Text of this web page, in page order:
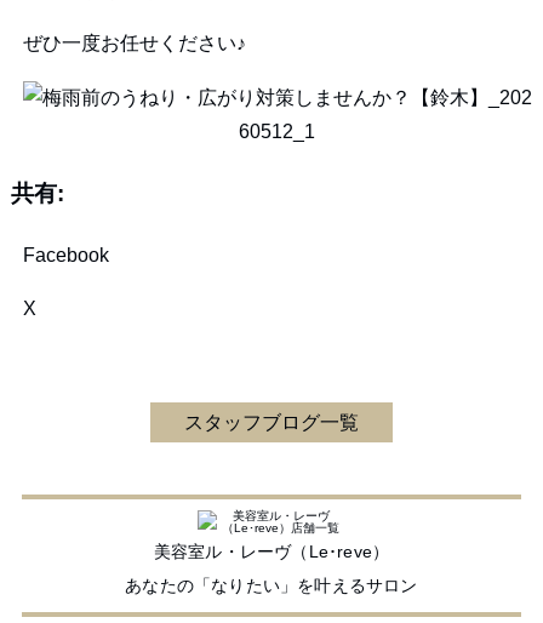
ぜひ一度お任せください♪
共有:
Facebook
X
スタッフブログ一覧
美容室ル・レーヴ（Le･reve）
あなたの「なりたい」を叶えるサロン